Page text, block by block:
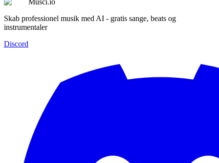
Musci.io
Skab professionel musik med AI - gratis sange, beats og
instrumentaler
Discord